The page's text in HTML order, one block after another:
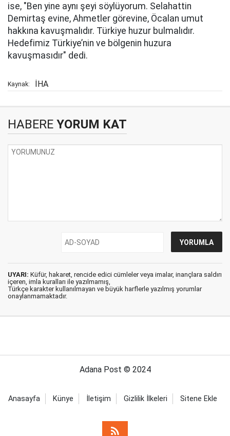
ise, "Ben yine aynı şeyi söylüyorum. Selahattin
Demirtaş evine, Ahmetler görevine, Öcalan umut
hakkına kavuşmalıdır. Türkiye huzur bulmalıdır.
Hedefimiz Türkiye’nin ve bölgenin huzura
kavuşmasıdır" dedi.
Kaynak: İHA
HABERE YORUM KAT
UYARI: Küfür, hakaret, rencide edici cümleler veya imalar, inançlara saldırı
içeren, imla kuralları ile yazılmamış,
Türkçe karakter kullanılmayan ve büyük harflerle yazılmış yorumlar
onaylanmamaktadır.
Adana Post © 2024
Anasayfa Künye İletişim Gizlilik İlkeleri Sitene Ekle